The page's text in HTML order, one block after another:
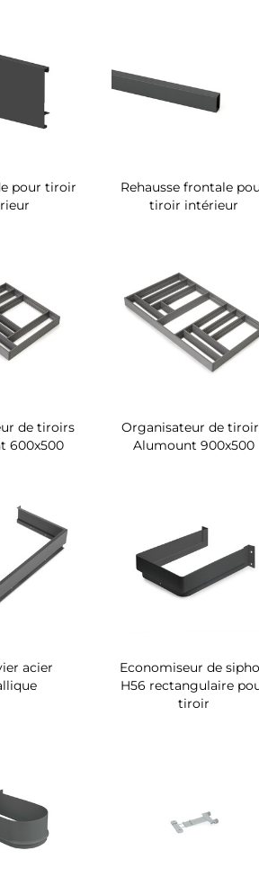
pour tiroir
Rehausse frontale
tiroir intérieur
de tiroirs
600x500
Organisateur de
Alumount 900x500
acier
Economiseur de
H56 rectangulaire
tiroir